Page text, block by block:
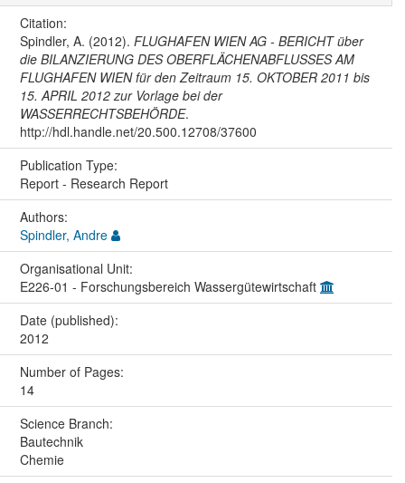
Citation:
Spindler, A. (2012). FLUGHAFEN WIEN AG - BERICHT über
die BILANZIERUNG DES OBERFLÄCHENABFLUSSES AM
FLUGHAFEN WIEN für den Zeitraum 15. OKTOBER 2011 bis
15. APRIL 2012 zur Vorlage bei der
WASSERRECHTSBEHÖRDE.
http://hdl.handle.net/20.500.12708/37600
Publication Type:
Report - Research Report
Authors:
Spindler, Andre
Organisational Unit:
E226-01 - Forschungsbereich Wassergütewirtschaft
Date (published):
2012
Number of Pages:
14
Science Branch:
Bautechnik
Chemie